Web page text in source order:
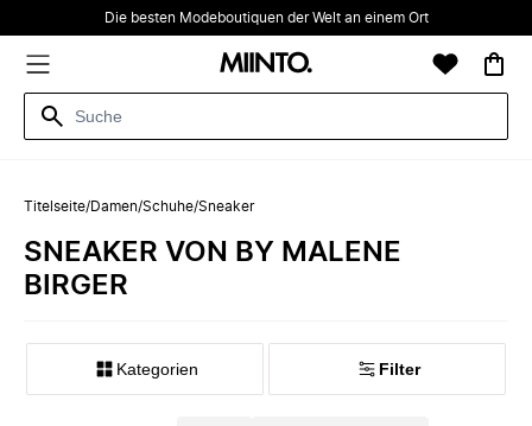
Die besten Modeboutiquen der Welt an einem Ort
Titelseite/Damen/Schuhe/Sneaker
SNEAKER VON BY MALENE
BIRGER
Kategorien Filter